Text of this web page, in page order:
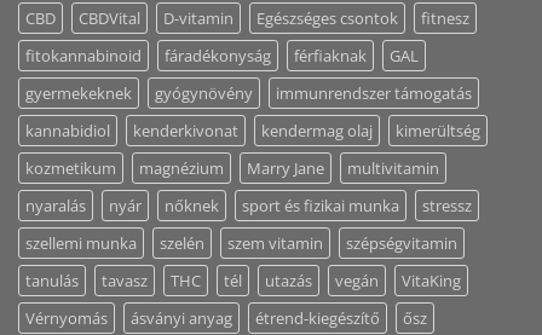
CBD
CBDVital D-vitamin Egészséges csontok
fitnesz
fitokannabinoid
fáradékonyság férfiaknak
GAL
gyermekeknek
gyógynövény
immunrendszer támogatás
kannabidiol
kenderkivonat kendermag olaj
kimerültség
kozmetikum
magnézium Marry Jane
multivitamin
nyaralás
nyár nőknek sport és fizikai munka
stressz
szellemi munka
szelén szem vitamin
szépségvitamin
tanulás
tavasz THC tél utazás vegán
VitaKing
Vérnyomás
ásványi anyag étrend-kiegészítő ősz